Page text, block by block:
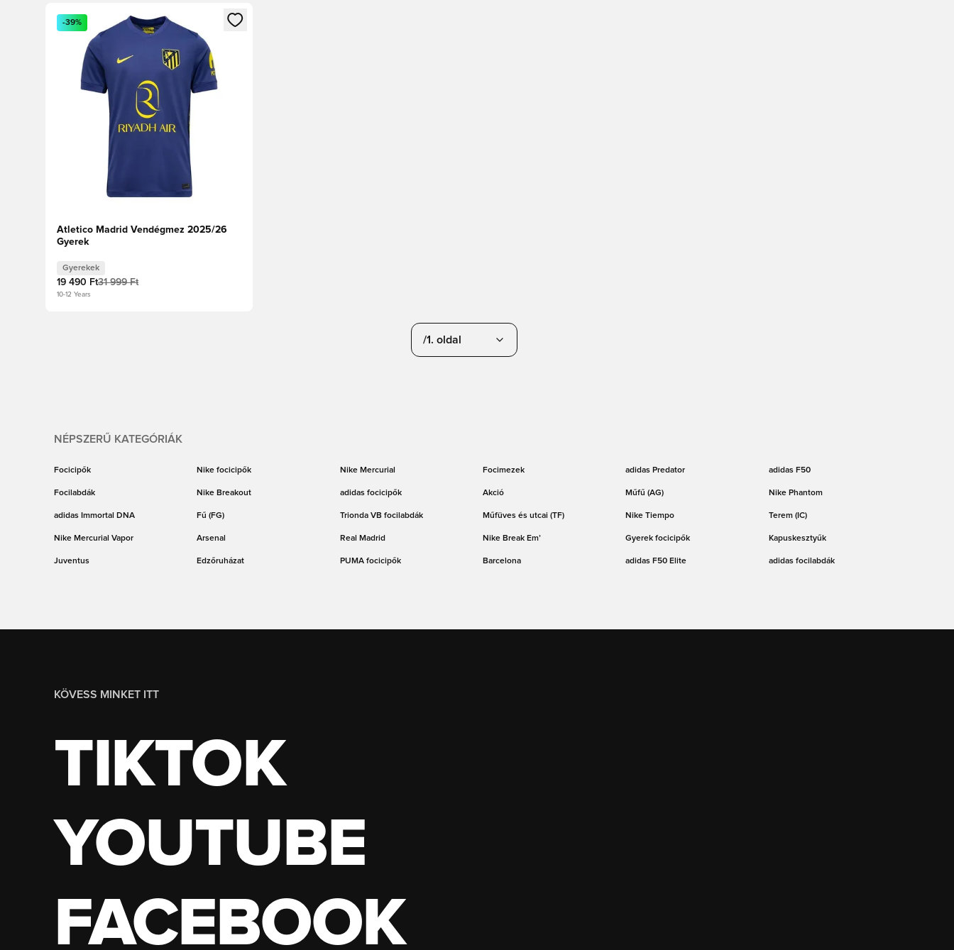
Megnyit egy modált a bejelentkezéshez vagy a tagként való regisztrációhoz
-39%
Atletico Madrid Vendégmez 2025/26
Gyerek
Gyerekek
19 490 Ft31 999 Ft
10-12 Years
/1. oldal
NÉPSZERŰ KATEGÓRIÁK
Focicipők Nike focicipők Nike Mercurial Focimezek adidas Predator adidas F50
Focilabdák Nike Breakout adidas focicipők Akció Műfű (AG) Nike Phantom
adidas Immortal DNA Fű (FG) Trionda VB focilabdák Műfüves és utcai (TF) Nike Tiempo Terem (IC)
Nike Mercurial Vapor Arsenal Real Madrid Nike Break Em’ Gyerek focicipők Kapuskesztyűk
Juventus Edzőruházat PUMA focicipők Barcelona adidas F50 Elite adidas focilabdák
KÖVESS MINKET ITT
TIKTOK
YOUTUBE
FACEBOOK